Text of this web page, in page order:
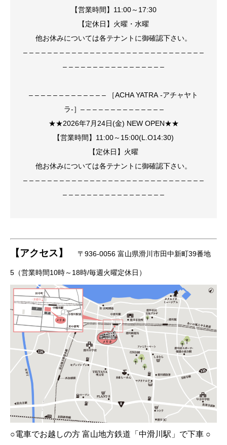
【営業時間】11:00～17:30
【定休日】火曜・水曜
他お休みについては各テナントに御確認下さい。
– – – – – – – – – – – – – – – – – – – – – – – – – – – – – –
– – – – – – – – – – – – – – – – –
– – – – – – – – – – – – – ［ACHA YATRA -アチャヤト
ラ-］– – – – – – – – – – – – – –
★★2026年7月24日(金) NEW OPEN★★
【営業時間】11:00～15:00(L.O14:30)
【定休日】火曜
他お休みについては各テナントに御確認下さい。
– – – – – – – – – – – – – – – – – – – – – – – – – – – – – –
– – – – – – – – – – – – – – – – –
【アクセス】 〒936-0056 富山県滑川市田中新町39番地
5（営業時間10時～18時/毎週火曜定休日）
○電車でお越しの方 富山地方鉄道「中滑川駅」で下車 ○